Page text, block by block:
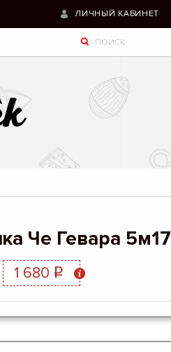
ЛИЧНЫЙ КАБИНЕТ
Че Гевара 5м17
1 680 q